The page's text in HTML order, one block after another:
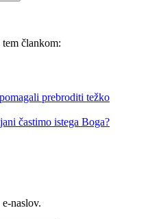
tem člankom:
prebroditi težko
častimo istega Boga?
naslov.